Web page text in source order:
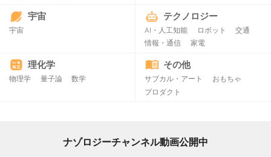
宇宙
宇宙
テクノロジー
AI・人工知能 ロボット
交通
情報・通信
家電
理化学
物理学 量子論 数学
その他
サブカル・アート
おもちゃ
プロダクト
ナゾロジーチャンネル動画公開中